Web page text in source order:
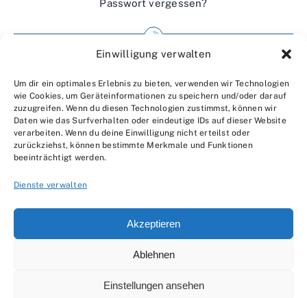
Einwilligung verwalten
Um dir ein optimales Erlebnis zu bieten, verwenden wir Technologien
wie Cookies, um Geräteinformationen zu speichern und/oder darauf
zuzugreifen. Wenn du diesen Technologien zustimmst, können wir
Daten wie das Surfverhalten oder eindeutige IDs auf dieser Website
verarbeiten. Wenn du deine Einwilligung nicht erteilst oder
zurückziehst, können bestimmte Merkmale und Funktionen
beeinträchtigt werden.
Dienste verwalten
Akzeptieren
Ablehnen
Einstellungen ansehen
Passwort vergessen?
Wir über uns
Kontakt
Datenschutzerklärung
© 2007 - 2026 •by Moveco